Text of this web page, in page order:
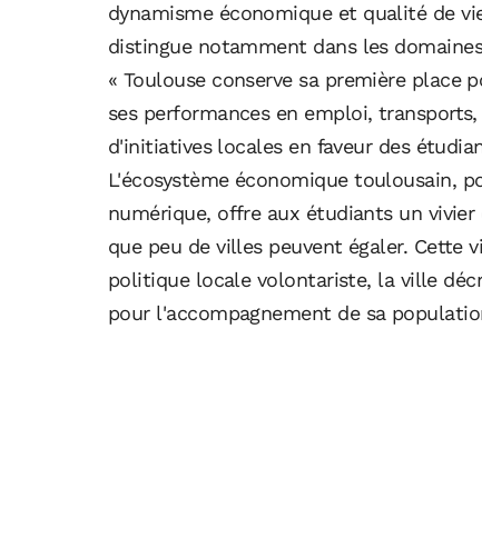
dynamisme économique et qualité de
distingue notamment dans les
« Toulouse conserve sa première place
ses performances en emploi,
d'initiatives locales en faveur des
L'écosystème économique toulousain,
numérique, offre aux étudiants un
que peu de villes peuvent égaler. Cette
politique locale volontariste, la ville
pour l'accompagnement de sa